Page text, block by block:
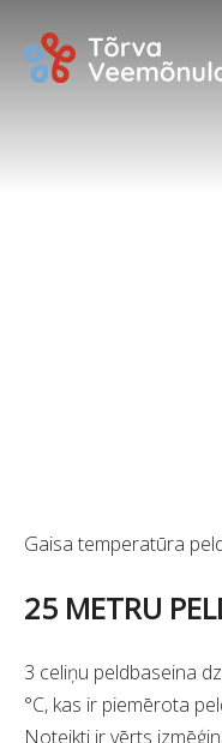
Gaisa temperatūra
25 METRU
3 celiņu peldbaseina
°C, kas ir piemērota
Noteikti ir vērts